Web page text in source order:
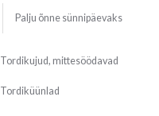
Palju õnne sünnipäevaks
Tordikujud, mittesöödavad
Tordiküünlad